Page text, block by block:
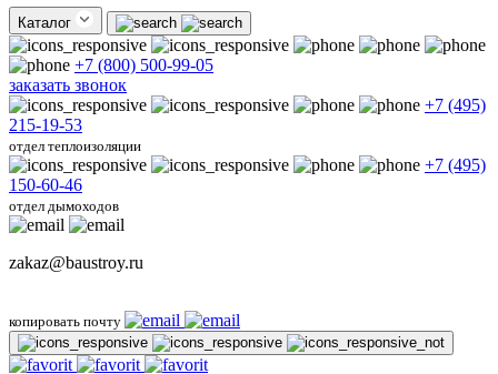
Каталог
+7 (800) 500-99-05
заказать звонок
+7 (495)
215-19-53
отдел теплоизоляции
+7 (495)
150-60-46
отдел дымоходов
zakaz@baustroy.ru
копировать почту